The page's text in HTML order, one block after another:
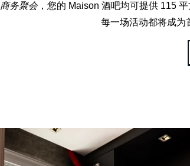
商务聚会，您的 Maison 酒吧均可提供 115
每一场活动都将成为